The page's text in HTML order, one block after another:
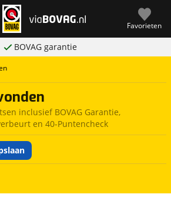
Favorieten
BOVAG garantie
inclusief BOVAG Garantie,
en 40-Puntencheck